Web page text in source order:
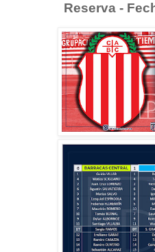
Reserva -